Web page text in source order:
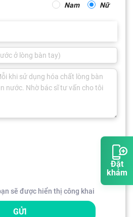
Đặt
khám
Nam Nữ
sẽ được hiển thị công khai
GỬI